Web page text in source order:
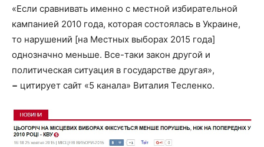
«Если сравнивать именно с местной избирательной
кампанией 2010 года, которая состоялась в Украине,
то нарушений [на Местных выборах 2015 года]
однозначно меньше. Все-таки закон другой и
политическая ситуация в государстве другая»,
− цитирует сайт «5 канала» Виталия Тесленко.